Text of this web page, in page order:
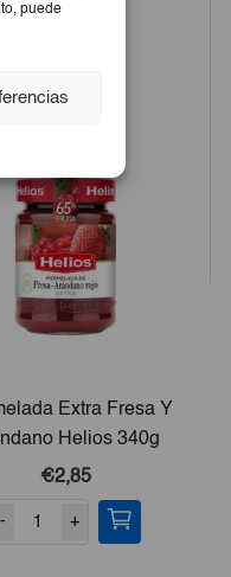
puede
Extra Fresa Y
Helios 340g
€2,85
- +